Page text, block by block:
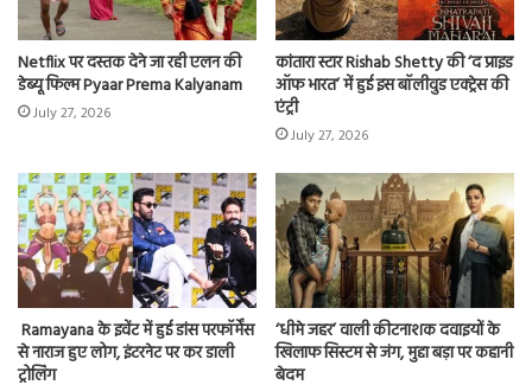
Netflix पर दस्तक देने जा रही एलन की
डेब्यू फिल्म Pyaar Prema Kalyanam
July 27, 2026
कांतारा स्टार Rishab Shetty की ‘द प्राइड
ऑफ भारत’ में हुई इस बॉलीवुड एक्ट्रेस की
एंट्री
July 27, 2026
Ramayana के इवेंट में हुई डांस परफॉर्मेंस
से नाराज हुए लोग, इंटरनेट पर कर डाली
ट्रोलिंग
‘धीमे जहर’ वाली कीटनाशक दवाइयों के
खिलाफ सिस्टम से जंग, मुद्दा बड़ा पर कहानी
बेदम